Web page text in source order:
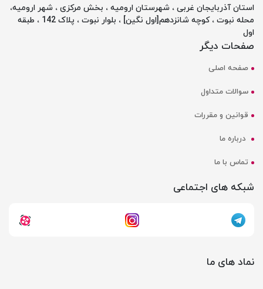
استان آذربایجان غربی ، شهرستان ارومیه ، بخش مرکزی ، شهر ارومیه،
محله نبوت ، کوچه شانزدهم[اول نگین] ، بلوار نبوت ، پلاک 142 ، طبقه
اول
صفحات دیگر
صفحه اصلی
سوالات متداول
قوانین و مقررات
درباره ما
تماس با ما
شبکه های اجتماعی
نماد های ما